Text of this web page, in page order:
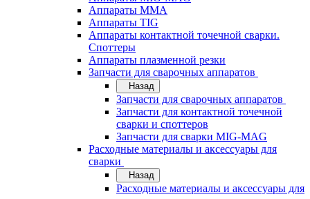
Аппараты MMA
Аппараты TIG
Аппараты контактной точечной сварки.
Споттеры
Аппараты плазменной резки
Запчасти для сварочных аппаратов
Назад
Запчасти для сварочных аппаратов
Запчасти для контактной точечной
сварки и споттеров
Запчасти для сварки MIG-MAG
Расходные материалы и аксессуары для
сварки
Назад
Расходные материалы и аксессуары для